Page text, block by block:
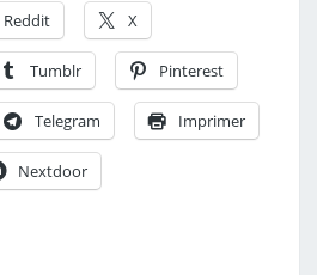
Reddit X
Tumblr Pinterest
Telegram Imprimer
Nextdoor